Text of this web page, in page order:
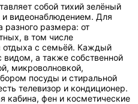
собой тихий зелёный
видеонаблюдением. Для
размера: от
в том числе
отдыха с семьёй. Каждый
видом, а также собственной
микроволновкой,
посуды и стиральной
телевизор и кондиционер.
кабина, фен и косметические